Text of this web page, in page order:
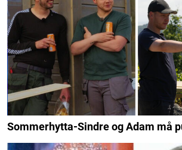
Sommerhytta-Sindre og Adam må